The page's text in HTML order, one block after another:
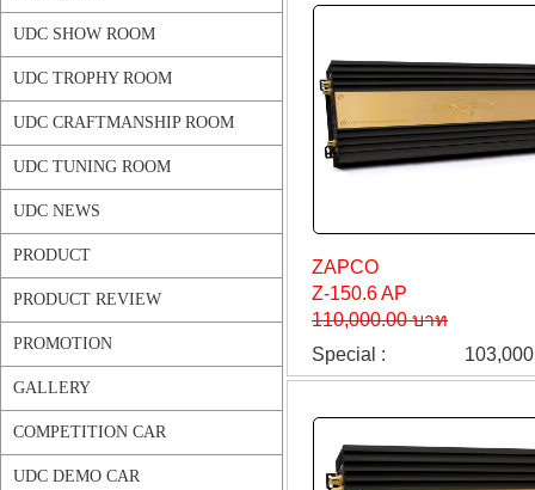
UDC SHOW ROOM
UDC TROPHY ROOM
UDC CRAFTMANSHIP ROOM
UDC TUNING ROOM
UDC NEWS
PRODUCT
PRODUCT REVIEW
PROMOTION
GALLERY
COMPETITION CAR
UDC DEMO CAR
ZAPCO
Z-150.6 AP
110,000.00 บาท
Special :